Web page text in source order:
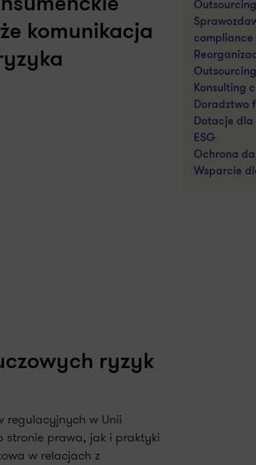
compliance
Outsourcing
Konsulting
Doradztwo
Dotacje dla
ESG
Ochrona
Wsparcie
komunikacja
ryzyk
regulacyjnych w Unii
stronie prawa, jak i praktyki
w relacjach z